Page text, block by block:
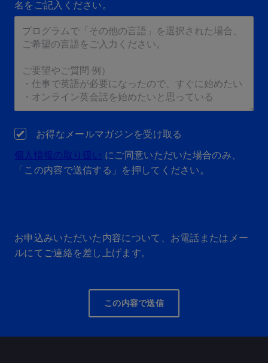
名をご記入ください。
お得なメールマガジンを受け取る
個人情報の取り扱い にご同意いただいた場合のみ、
「この内容で送信する」を押してください。
お申込みいただいた内容について、お電話またはメー
ルにてご連絡を差し上げます。
この内容で送信